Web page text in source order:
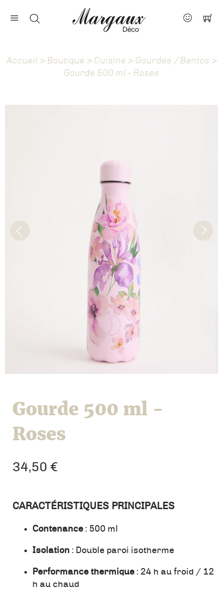
Nos marques
À propos
Accueil > Boutique > Cuisine > Gourdes / Bentos >
Gourde 500 ml - Roses
Gourde 500 ml -
Roses
34,50 €
CARACTÉRISTIQUES PRINCIPALES
Contenance : 500 ml
Isolation : Double paroi isotherme
Performance thermique : 24 h au froid / 12
h au chaud